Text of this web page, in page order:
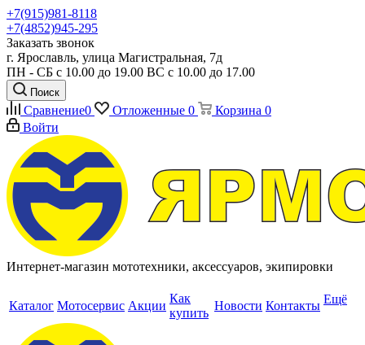
+7(915)981-8118
+7(4852)945-295
Заказать звонок
г. Ярославль, улица Магистральная, 7д
ПН - СБ с 10.00 до 19.00 ВС с 10.00 до 17.00
Поиск
Сравнение0 Отложенные 0 Корзина 0
Войти
Интернет-магазин мототехники, аксессуаров, экипировки
Каталог Мотосервис Акции
Как
купить
Новости Контакты Ещё